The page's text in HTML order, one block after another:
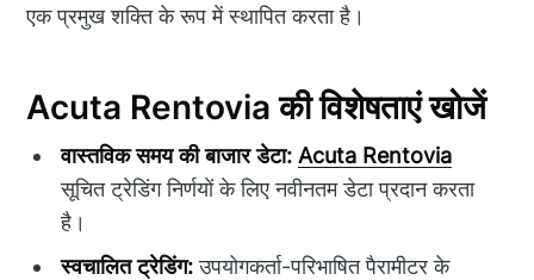
एक प्रमुख शक्ति के रूप में स्थापित करता है।
Acuta Rentovia की विशेषताएं खोजें
वास्तविक समय की बाजार डेटा: Acuta Rentovia
सूचित ट्रेडिंग निर्णयों के लिए नवीनतम डेटा प्रदान करता
है।
स्वचालित ट्रेडिंग:उपयोगकर्ता-परिभाषित पैरामीटर के